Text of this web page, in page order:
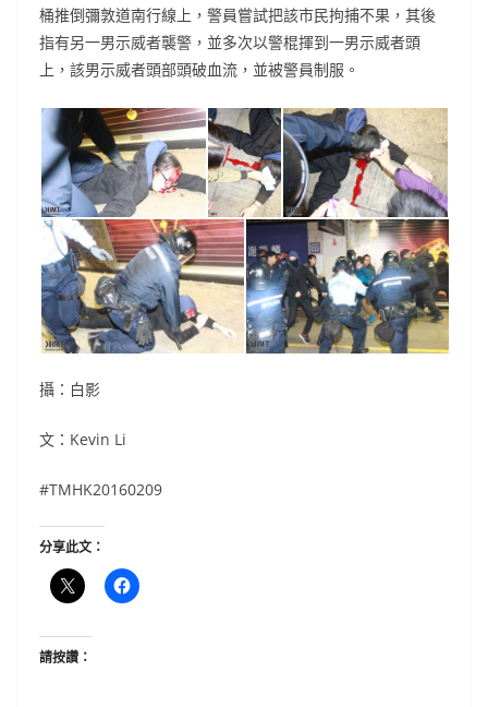
桶推倒彌敦道南行線上，警員嘗試把該市民拘捕不果，其後
指有另一男示威者襲警，並多次以警棍揮到一男示威者頭
上，該男示威者頭部頭破血流，並被警員制服。
攝：白影
文：Kevin Li
#TMHK20160209
分享此文：
請按讚：